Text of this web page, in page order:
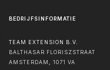
BEDRIJFSINFORMATIE
TEAM EXTENSION B.V.
BALTHASAR FLORISZSTRAAT
AMSTERDAM
1071 VA